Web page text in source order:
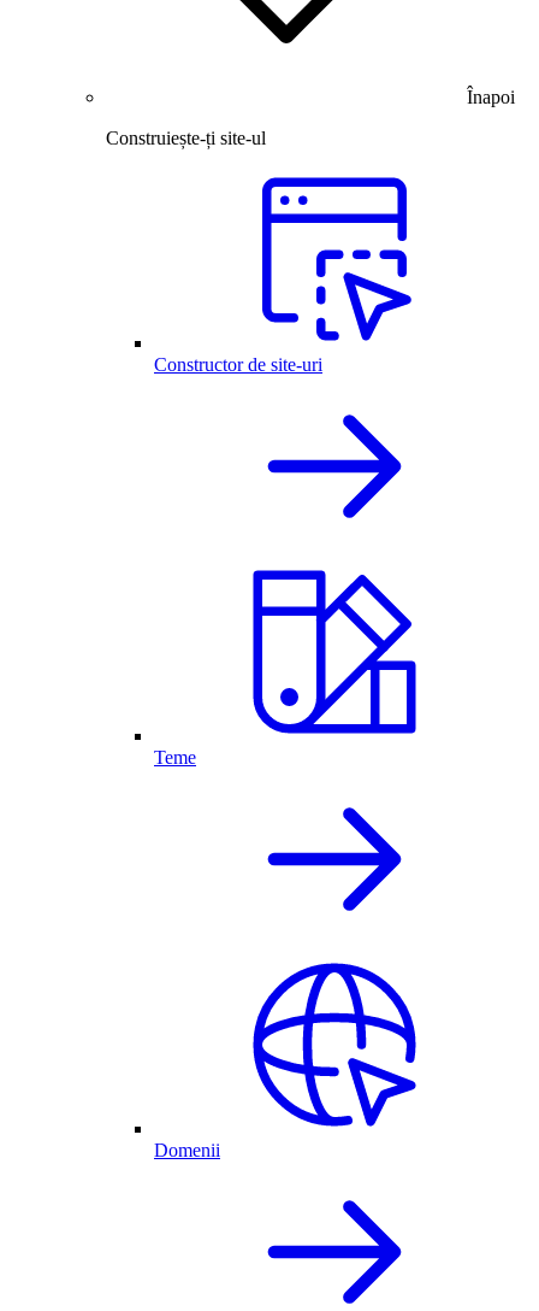
Înapoi
Construiește-ți site-ul
Constructor de site-uri
Teme
Domenii